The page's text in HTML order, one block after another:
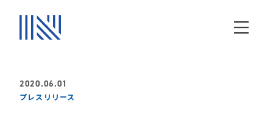
2020.06.01
プレスリリース